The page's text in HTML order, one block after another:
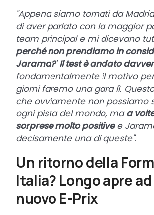
"Appena siamo tornati da
di aver parlato con la maggior
team principal e mi dicevano
perché non prendiamo in
Jarama?'Il test è andato
fondamentalmente il motivo
giorni faremo una gara lì.
che ovviamente non possiamo
ogni pista del mondo, maa
sorprese molto positivee
decisamente una di queste".
Un ritorno della
Italia? Longo apre
nuovo E-Prix